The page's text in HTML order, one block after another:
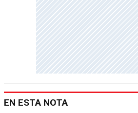
EN ESTA NOTA